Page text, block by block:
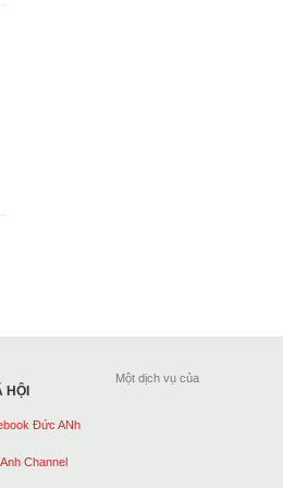
HỘI
Đức ANh
Channel
Một dịch vụ của